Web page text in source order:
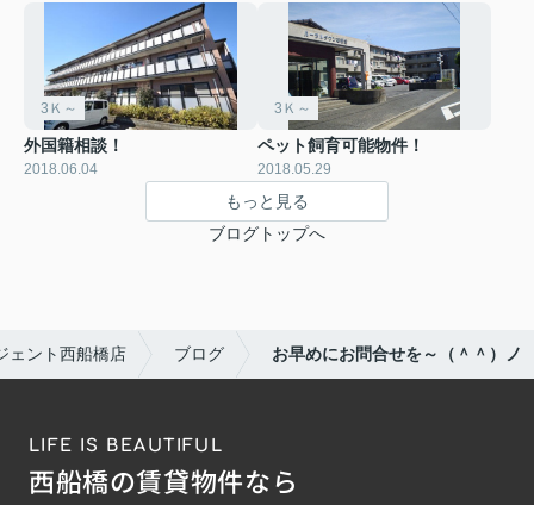
3Ｋ～
外国籍相談！
2018.06.04
3Ｋ～
ペット飼育可能物件！
2018.05.29
もっと見る
ブログトップへ
ェント西船橋店 ブログ お早めにお問合せを～（＾＾）ノ
LIFE IS BEAUTIFUL
西船橋の賃貸物件なら